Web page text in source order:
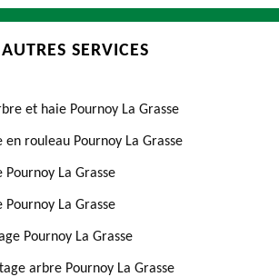
AUTRES SERVICES
et haie Pournoy La Grasse
en rouleau Pournoy La Grasse
La Grasse
Pournoy La Grasse
Pournoy La Grasse
arbre Pournoy La Grasse